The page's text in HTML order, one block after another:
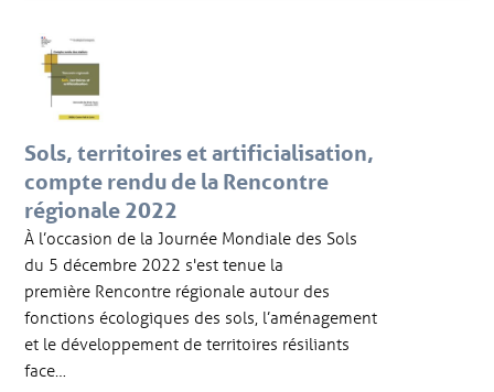
Sols, territoires et artificialisation,
compte rendu de la Rencontre
régionale 2022
À l’occasion de la Journée Mondiale des Sols
du 5 décembre 2022 s'est tenue la
première Rencontre régionale autour des
fonctions écologiques des sols, l’aménagement
et le développement de territoires résiliants
face…